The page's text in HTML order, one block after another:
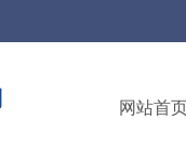
网站首